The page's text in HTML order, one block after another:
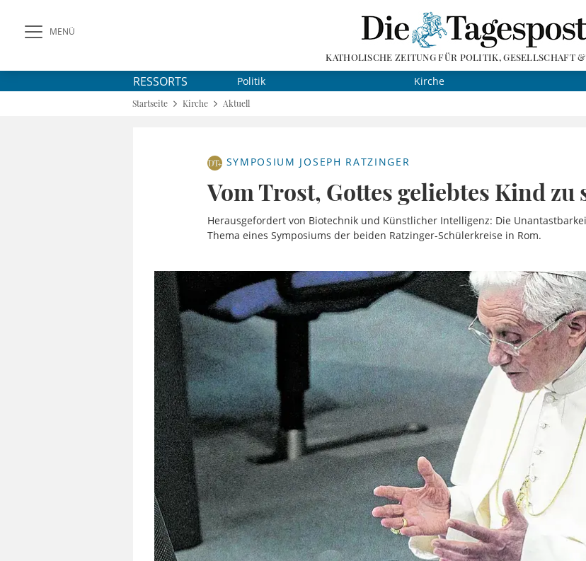
MENÜ
KATHOLISCHE ZEITUNG FÜR POLITIK, GESELLSCHAFT
RESSORTS Politik Kirche
Startseite Kirche Aktuell
SYMPOSIUM JOSEPH RATZINGER
Vom Trost, Gottes geliebtes Kind zu
Herausgefordert von Biotechnik und Künstlicher Intelligenz: Die
Thema eines Symposiums der beiden Ratzinger-Schülerkreise in Rom.